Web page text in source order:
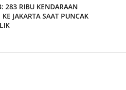
283 RIBU KENDARAAN
JAKARTA SAAT PUNCAK